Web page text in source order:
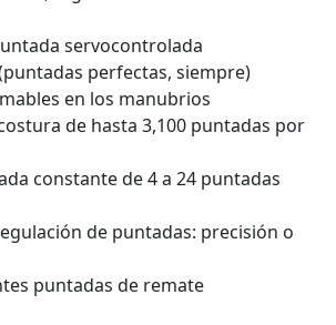
servocontrolada
perfectas, siempre)
en los manubrios
de hasta 3,100 puntadas por
constante de 4 a 24 puntadas
de puntadas: precisión o
puntadas de remate